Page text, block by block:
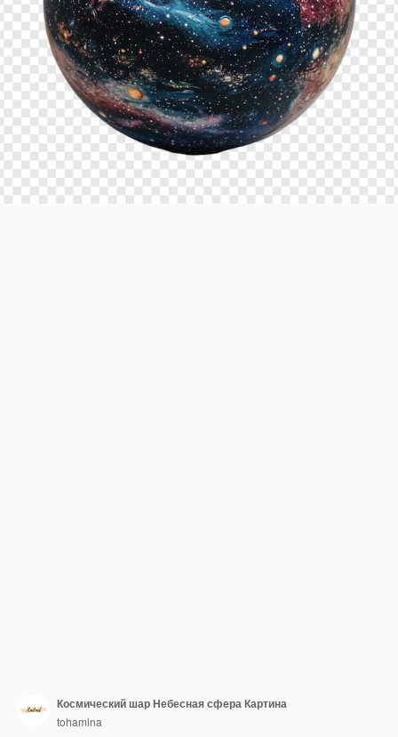
Космический шар Небесная сфера Картина
tohamina